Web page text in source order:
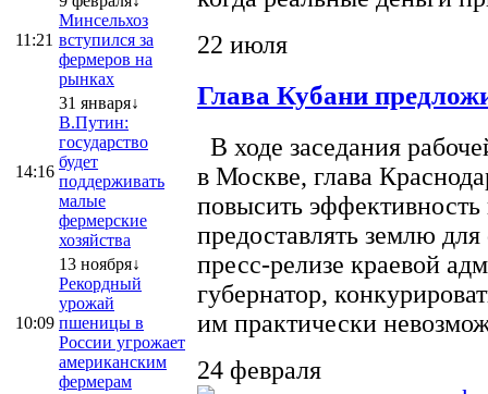
11:21
Минсельхоз
вступился за
фермеров на
рынках
14:16
31 января↓
В.Путин:
государство
будет
поддерживать
малые
фермерские
хозяйства
10:09
13 ноября↓
Рекордный
урожай
пшеницы в
России угрожает
американским
фермерам
22 июля
Глава Кубани
В ходе заседания
в Москве, глава
повысить эффективность
предоставлять землю
пресс-релизе краевой
губернатор,
им практически
24 февраля